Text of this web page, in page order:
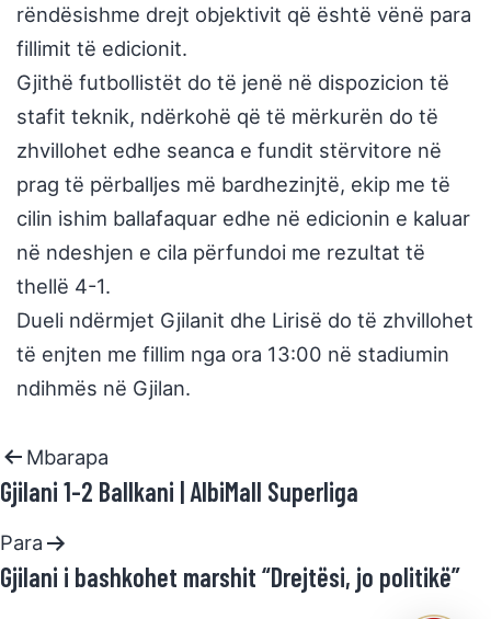
rëndësishme drejt objektivit që është vënë para
fillimit të edicionit.
Gjithë futbollistët do të jenë në dispozicion të
stafit teknik, ndërkohë që të mërkurën do të
zhvillohet edhe seanca e fundit stërvitore në
prag të përballjes më bardhezinjtë, ekip me të
cilin ishim ballafaquar edhe në edicionin e kaluar
në ndeshjen e cila përfundoi me rezultat të
thellë 4-1.
Dueli ndërmjet Gjilanit dhe Lirisë do të zhvillohet
të enjten me fillim nga ora 13:00 në stadiumin
ndihmës në Gjilan.
Mbarapa
Gjilani 1-2 Ballkani | AlbiMall Superliga
Para
Gjilani i bashkohet marshit “Drejtësi, jo politikë”